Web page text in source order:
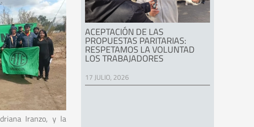
Iranzo, y la
ACEPTACIÓN DE LAS
PROPUESTAS PARITARIAS:
RESPETAMOS LA VOLUNTAD
LOS TRABAJADORES
17 JULIO, 2026